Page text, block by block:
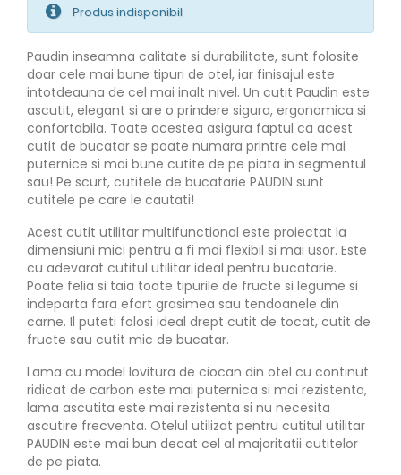
Produs indisponibil
Paudin inseamna calitate si durabilitate, sunt folosite
doar cele mai bune tipuri de otel, iar finisajul este
intotdeauna de cel mai inalt nivel. Un cutit Paudin este
ascutit, elegant si are o prindere sigura, ergonomica si
confortabila. Toate acestea asigura faptul ca acest
cutit de bucatar se poate numara printre cele mai
puternice si mai bune cutite de pe piata in segmentul
sau! Pe scurt, cutitele de bucatarie PAUDIN sunt
cutitele pe care le cautati!
Acest cutit utilitar multifunctional este proiectat la
dimensiuni mici pentru a fi mai flexibil si mai usor. Este
cu adevarat cutitul utilitar ideal pentru bucatarie.
Poate felia si taia toate tipurile de fructe si legume si
indeparta fara efort grasimea sau tendoanele din
carne. Il puteti folosi ideal drept cutit de tocat, cutit de
fructe sau cutit mic de bucatar.
Lama cu model lovitura de ciocan din otel cu continut
ridicat de carbon este mai puternica si mai rezistenta,
lama ascutita este mai rezistenta si nu necesita
ascutire frecventa. Otelul utilizat pentru cutitul utilitar
PAUDIN este mai bun decat cel al majoritatii cutitelor
de pe piata.